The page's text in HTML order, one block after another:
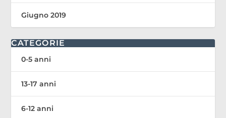
Giugno 2019
CATEGORIE
0-5 anni
13-17 anni
6-12 anni